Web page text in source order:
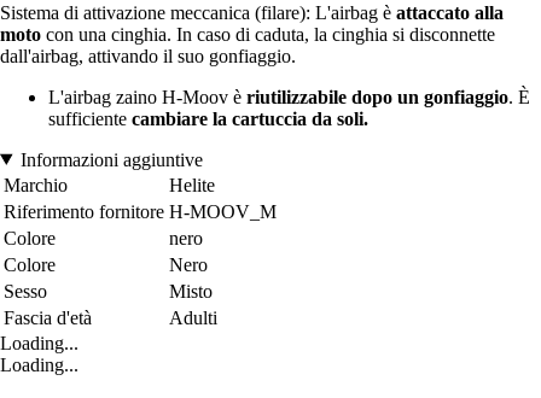
Sistema di attivazione meccanica (filare): L'airbag è attaccato alla
moto con una cinghia. In caso di caduta, la cinghia si disconnette
dall'airbag, attivando il suo gonfiaggio.
L'airbag zaino H-Moov è riutilizzabile dopo un gonfiaggio. È
sufficiente cambiare la cartuccia da soli.
Informazioni aggiuntive
Marchio
Helite
Riferimento fornitore H-MOOV_M
Colore
nero
Colore
Nero
Sesso
Misto
Fascia d'età
Adulti
Loading...
Loading...